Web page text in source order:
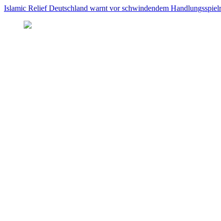
Islamic Relief Deutschland warnt vor schwindendem